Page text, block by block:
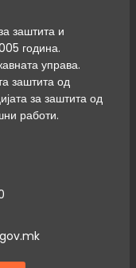
заштита и
година.
управа.
заштита од
за заштита од
работи.